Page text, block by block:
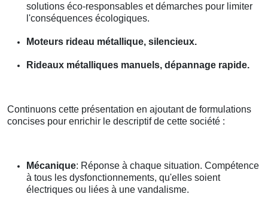
solutions éco-responsables et démarches pour limiter
l'conséquences écologiques.
Moteurs rideau métallique, silencieux.
Rideaux métalliques manuels, dépannage rapide.
Continuons cette présentation en ajoutant de formulations
concises pour enrichir le descriptif de cette société :
Mécanique: Réponse à chaque situation. Compétence
à tous les dysfonctionnements, qu'elles soient
électriques ou liées à une vandalisme.